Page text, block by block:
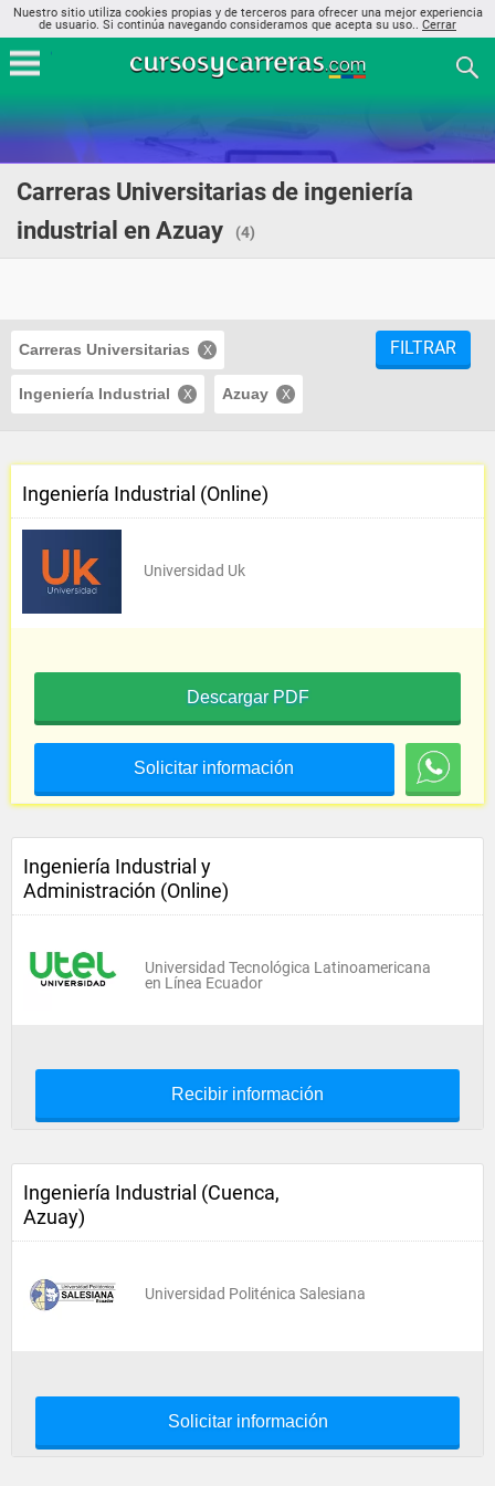
Nuestro sitio utiliza cookies propias y de terceros para ofrecer una mejor experiencia
de usuario. Si continúa navegando consideramos que acepta su uso.. Cerrar
Carreras Universitarias de ingeniería
industrial en Azuay
(4)
Carreras Universitarias
Ingeniería Industrial Azuay
FILTRAR
Ingeniería Industrial (Online)
Universidad Uk
Descargar PDF
Solicitar información
Ingeniería Industrial y
Administración (Online)
Universidad Tecnológica Latinoamericana
en Línea Ecuador
Recibir información
Ingeniería Industrial (Cuenca,
Azuay)
Universidad Politénica Salesiana
Solicitar información